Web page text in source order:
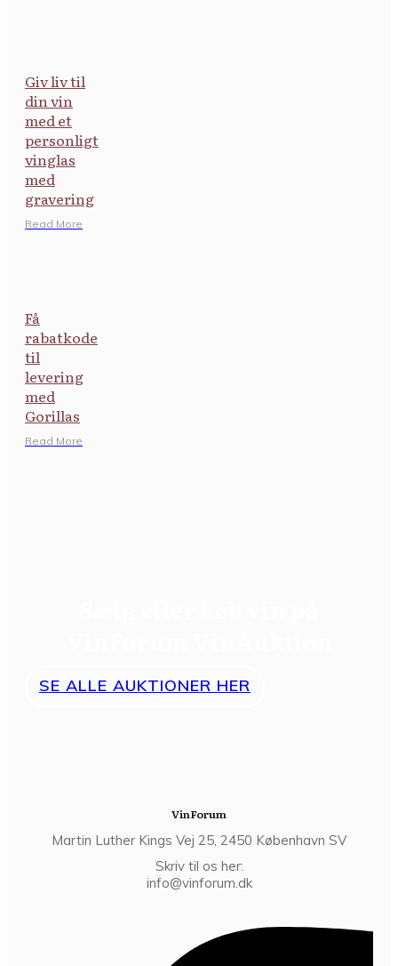
Giv liv til
din vin
med et
personligt
vinglas
med
gravering
​Read More
Få
rabatkode
til
levering
med
Gorillas
​Read More
SE ALLE AUKTIONER HER
VinForum
Martin Luther Kings Vej 25, 2450 København SV
Skriv til os her:
info@vinforum.dk